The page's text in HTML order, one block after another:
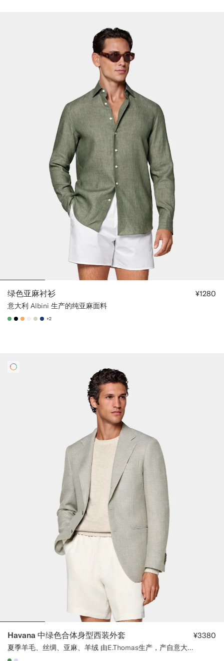
绿色亚麻衬衫
意大利 Albini 生产的纯亚麻面料
¥1280
#50AA6A
#000000
#F9AA62
#F1EFE8
#D7D1C3
#1C3D7A
+2
Havana 中绿色合体身型西装外套
夏季羊毛、丝绸、亚麻、羊绒 由E.Thomas生产，产自意大利
¥3380